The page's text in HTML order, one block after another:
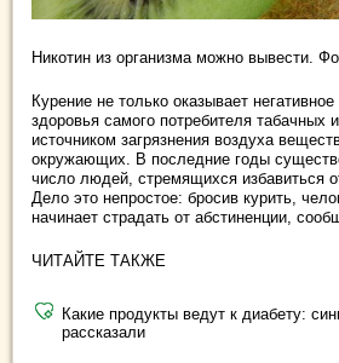
Никотин из организма можно вывести.
Курение не только оказывает
здоровья самого потребителя табачных
источником загрязнения воздуха
окружающих. В последние годы
число людей, стремящихся избавиться
Дело это непростое: бросив курить,
начинает страдать от абстиненции,
ЧИТАЙТЕ ТАКЖЕ
Какие продукты ведут к диабету:
рассказали